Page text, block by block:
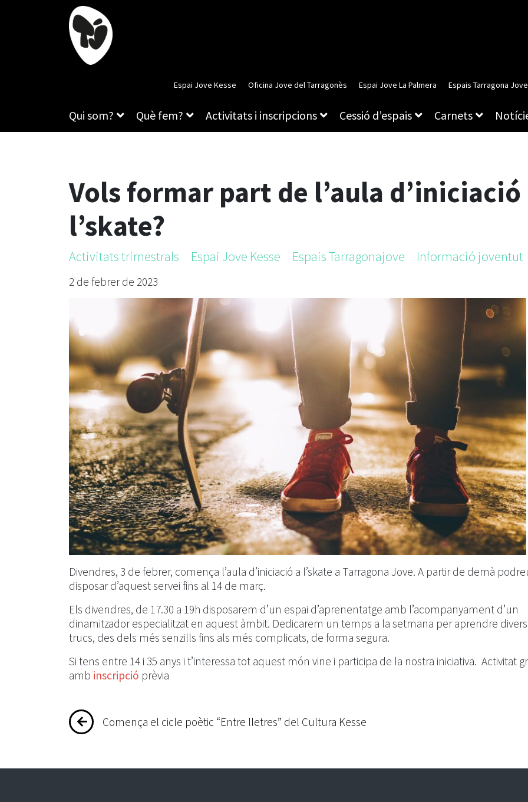
Espai Jove Kesse Oficina Jove del Tarragonès Espai Jove La Palmera Espais Tarragona Jove
Qui som? Què fem? Activitats i inscripcions Cessió d’espais Carnets
Vols formar part de l’aula d’iniciació
l’skate?
Activitats trimestrals Espai Jove Kesse Espais Tarragonajove Informació joventut
2 de febrer de 2023
Divendres, 3 de febrer, comença l’aula d’iniciació a l’skate a Tarragona Jove. A partir de demà
disposar d’aquest servei fins al 14 de març.
Els divendres, de 17.30 a 19h disposarem d’un espai d’aprenentatge amb l’acompanyament d’un
dinamitzador especialitzat en aquest àmbit. Dedicarem un temps a la setmana per aprendre
trucs, des dels més senzills fins als més complicats, de forma segura.
Si tens entre 14 i 35 anys i t’interessa tot aquest món vine i participa de la nostra iniciativa. Activitat
amb inscripció prèvia
Navegació
Comença el cicle poètic “Entre lletres” del Cultura Kesse